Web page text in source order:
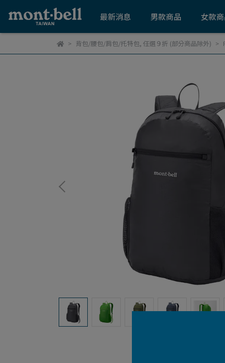
最新消息 男款商品 女款
背包/腰包/肩包/托特包, 任選９折 (部分商品除外)